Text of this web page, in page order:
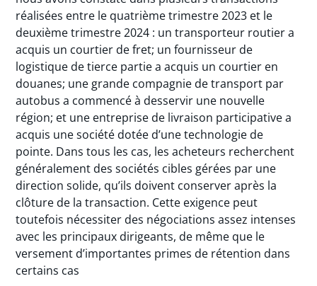
réalisées entre le quatrième trimestre 2023 et le
deuxième trimestre 2024 : un transporteur routier a
acquis un courtier de fret; un fournisseur de
logistique de tierce partie a acquis un courtier en
douanes; une grande compagnie de transport par
autobus a commencé à desservir une nouvelle
région; et une entreprise de livraison participative a
acquis une société dotée d’une technologie de
pointe. Dans tous les cas, les acheteurs recherchent
généralement des sociétés cibles gérées par une
direction solide, qu’ils doivent conserver après la
clôture de la transaction. Cette exigence peut
toutefois nécessiter des négociations assez intenses
avec les principaux dirigeants, de même que le
versement d’importantes primes de rétention dans
certains cas